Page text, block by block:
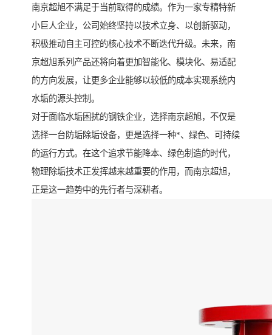
南京超旭不满足于当前取得的成绩。作为一家专精特新
小巨人企业，公司始终坚持以技术立身、以创新驱动，
积极推动自主可控的核心技术不断迭代升级。未来，南
京超旭系列产品还将向着更加智能化、模块化、易适配
的方向发展，让更多企业能够以较低的成本实现系统内
水垢的源头控制。
对于面临水垢困扰的钢铁企业，选择南京超旭，不仅是
选择一台防垢除垢设备，更是选择一种*、绿色、可持续
的运行方式。在这个追求节能降本、绿色制造的时代，
物理除垢技术正发挥越来越重要的作用，而南京超旭，
正是这一趋势中的先行者与深耕者。